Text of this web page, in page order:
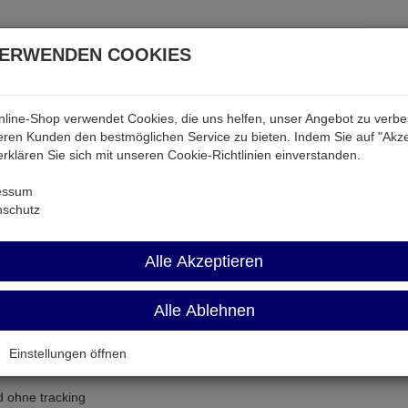
& Akkus Audio & Video Strom Tab &
ohne tracking
COOKIES
Shop verwendet Cookies, die uns helfen, unser Angebot zu
Kunden den bestmöglichen Service zu bieten. Indem Sie auf
Sie sich mit unseren Cookie-Richtlinien einverstanden.
Alle Akzeptieren
Alle Ablehnen
Einstellungen öffnen